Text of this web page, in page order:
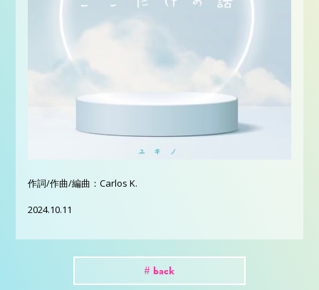
作詞/作曲/編曲：Carlos K.
2024.10.11
# back